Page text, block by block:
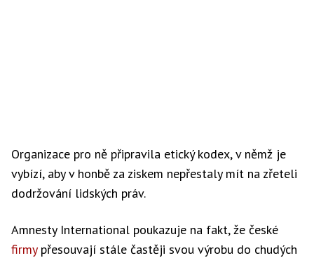
Organizace pro ně připravila etický kodex, v němž je
vybízí, aby v honbě za ziskem nepřestaly mít na zřeteli
dodržování lidských práv.
Amnesty International poukazuje na fakt, že české
firmypřesouvají stále častěji svou výrobu do chudých